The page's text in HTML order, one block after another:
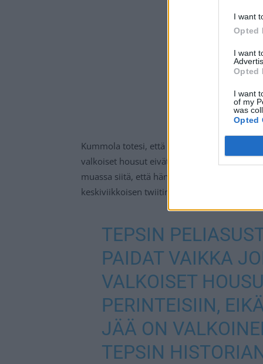
I want
Opted
I want
Opted
I want
of my
was
Opted
Kummola totesi, että hänen puolestaan TPS
valkoiset housut eivät kuulu TPS:n
muassa siitä, että hänellä ei olisi
keskiviikkoisen twiitin alta.
TEPSIN
PAIDAT VAIKKA
VALKOISET
PERINTEISIIN,
JÄÄ ON
TEPSIN